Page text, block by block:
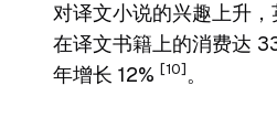
对译文小说的兴趣上升
在译文书籍上的消费达
年增长 12% [10] 。